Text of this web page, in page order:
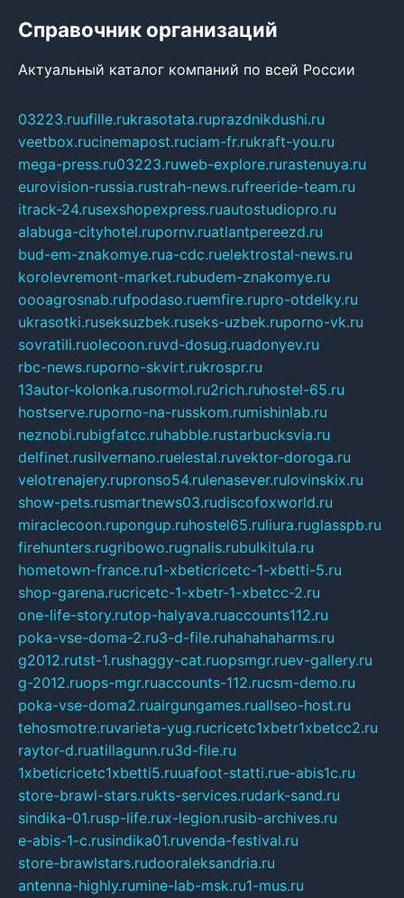
Справочник организаций
Актуальный каталог компаний по всей России
03223.ruufille.rukrasotata.ruprazdnikdushi.ru
veetbox.rucinemapost.ruciam-fr.rukraft-you.ru
mega-press.ru03223.ruweb-explore.rurastenuya.ru
eurovision-russia.rustrah-news.rufreeride-team.ru
itrack-24.rusexshopexpress.ruautostudiopro.ru
alabuga-cityhotel.rupornv.ruatlantpereezd.ru
bud-em-znakomye.rua-cdc.ruelektrostal-news.ru
korolevremont-market.rubudem-znakomye.ru
oooagrosnab.rufpodaso.ruemfire.rupro-otdelky.ru
ukrasotki.ruseksuzbek.ruseks-uzbek.ruporno-vk.ru
sovratili.ruolecoon.ruvd-dosug.ruadonyev.ru
rbc-news.ruporno-skvirt.rukrospr.ru
13autor-kolonka.rusormol.ru2rich.ruhostel-65.ru
hostserve.ruporno-na-russkom.rumishinlab.ru
neznobi.rubigfatcc.ruhabble.rustarbucksvia.ru
delfinet.rusilvernano.ruelestal.ruvektor-doroga.ru
velotrenajery.rupronso54.rulenasever.rulovinskix.ru
show-pets.rusmartnews03.rudiscofoxworld.ru
miraclecoon.rupongup.ruhostel65.ruliura.ruglasspb.ru
firehunters.rugribowo.rugnalis.rubulkitula.ru
hometown-france.ru1-xbeticricetc-1-xbetti-5.ru
shop-garena.rucricetc-1-xbetr-1-xbetcc-2.ru
one-life-story.rutop-halyava.ruaccounts112.ru
poka-vse-doma-2.ru3-d-file.ruhahahaharms.ru
g2012.rutst-1.rushaggy-cat.ruopsmgr.ruev-gallery.ru
g-2012.ruops-mgr.ruaccounts-112.rucsm-demo.ru
poka-vse-doma2.ruairgungames.ruallseo-host.ru
tehosmotre.ruvarieta-yug.rucricetc1xbetr1xbetcc2.ru
raytor-d.ruatillagunn.ru3d-file.ru
1xbeticricetc1xbetti5.ruuafoot-statti.rue-abis1c.ru
store-brawl-stars.rukts-services.rudark-sand.ru
sindika-01.rusp-life.rux-legion.rusib-archives.ru
e-abis-1-c.rusindika01.ruvenda-festival.ru
store-brawlstars.rudooraleksandria.ru
antenna-highly.rumine-lab-msk.ru1-mus.ru